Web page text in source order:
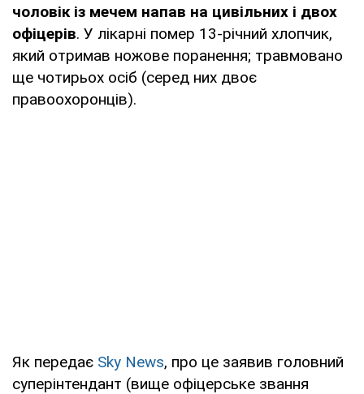
чоловік із мечем напав на цивільних і двох
офіцерів. У лікарні помер 13-річний хлопчик,
який отримав ножове поранення; травмовано
ще чотирьох осіб (серед них двоє
правоохоронців).
Як передає Sky News, про це заявив головний
суперінтендант (вище офіцерське звання